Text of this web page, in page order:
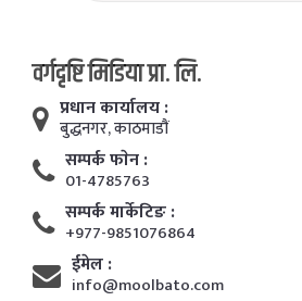
वर्गदृष्टि मिडिया प्रा. लि.
प्रधान कार्यालय :
बुद्धनगर, काठमाडाैं
सम्पर्क फाेन :
01-4785763
सम्पर्क मार्केटिङ :
+977-9851076864
ईमेल :
info@moolbato.com